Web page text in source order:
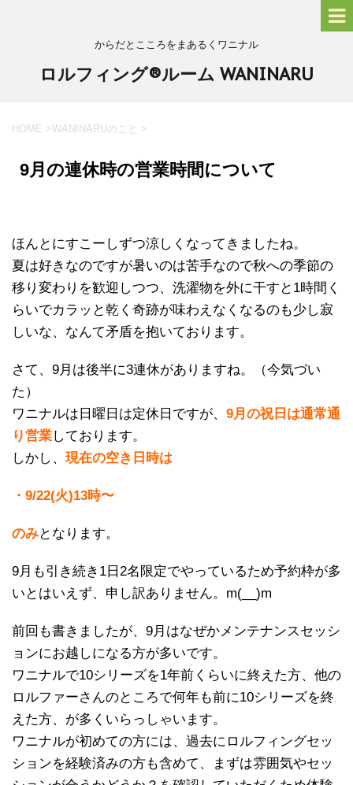
からだとこころをまあるくワニナル
ロルフィング®ルーム WANINARU
HOME >WANINARUのこと >
9月の連休時の営業時間について
ほんとにすこーしずつ涼しくなってきましたね。
夏は好きなのですが暑いのは苦手なので秋への季節の
移り変わりを歓迎しつつ、洗濯物を外に干すと1時間く
らいでカラッと乾く奇跡が味わえなくなるのも少し寂
しいな、なんて矛盾を抱いております。
さて、9月は後半に3連休がありますね。（今気づい
た）
ワニナルは日曜日は定休日ですが、 9月の祝日は通常通
り営業しております。
しかし、 現在の空き日時は
・9/22(火)13時〜
のみとなります。
9月も引き続き1日2名限定でやっているため予約枠が多
いとはいえず、申し訳ありません。m(__)m
前回も書きましたが、9月はなぜかメンテナンスセッシ
ョンにお越しになる方が多いです。
ワニナルで10シリーズを1年前くらいに終えた方、他の
ロルファーさんのところで何年も前に10シリーズを終
えた方、が多くいらっしゃいます。
ワニナルが初めての方には、過去にロルフィングセッ
ションを経験済みの方も含めて、まずは雰囲気やセッ